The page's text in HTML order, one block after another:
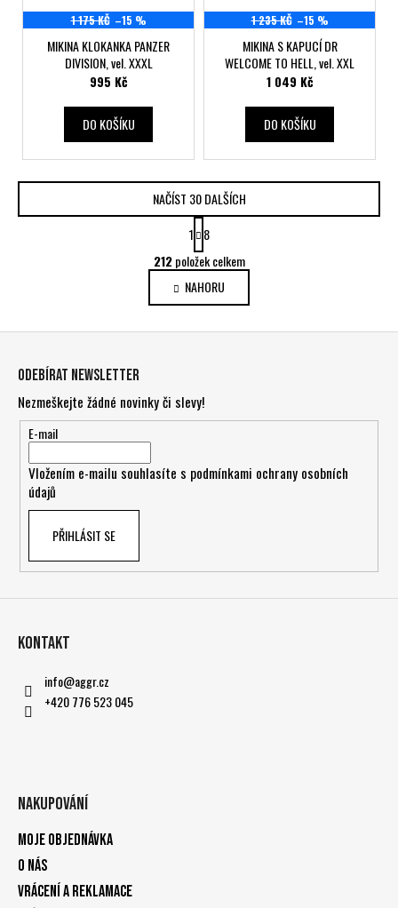
1 175 KČ –15 %
MIKINA KLOKANKA PANZER
DIVISION, vel. XXXL
995 Kč
DO KOŠÍKU
1 235 KČ –15 %
MIKINA S KAPUCÍ DR
WELCOME TO HELL, vel. XXL
1 049 Kč
DO KOŠÍKU
O
v
l
á
d
p
r
k
y
u
NAČÍST 30 DALŠÍCH
S
t
r
á
n
k
1
8
212položek celkem
NAHORU
Odebírat newsletter
Nezmeškejte žádné novinky či slevy!
E-mail
Vložením e-mailu souhlasíte s podmínkami ochrany osobních
údajů
PŘIHLÁSIT SE
Kontakt
info@aggr.cz
+420 776 523 045
Nakupování
Moje objednávka
O nás
Vrácení a reklamace